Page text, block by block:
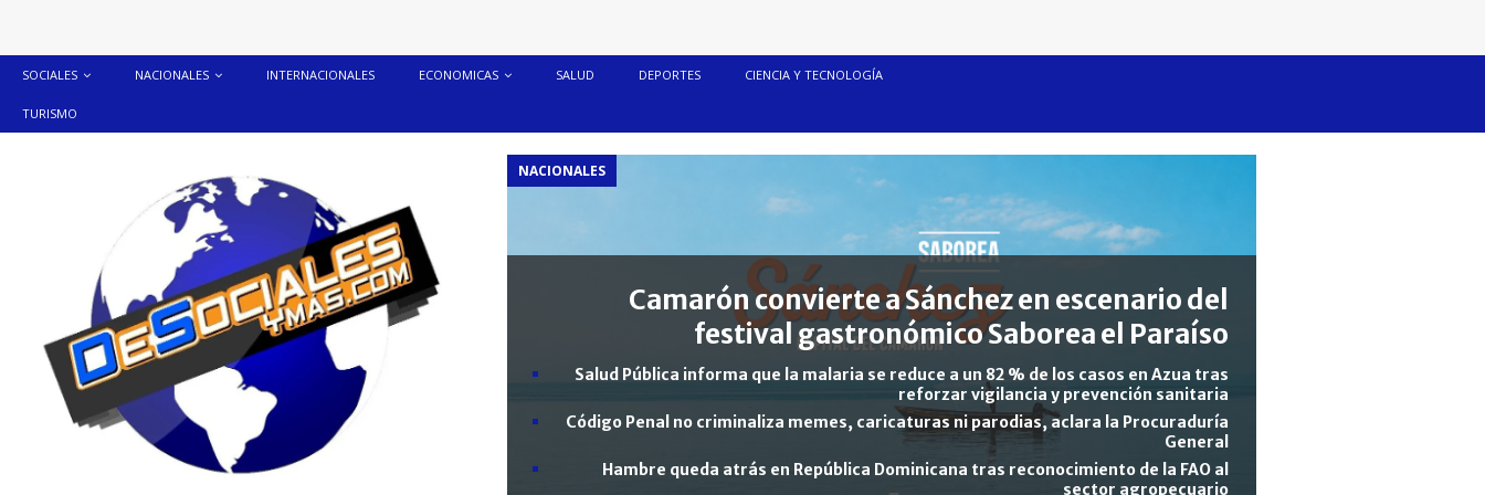
SOCIALES NACIONALES INTERNACIONALES ECONOMICAS SALUD DEPORTES CIENCIA Y TECNOLOGÍA
TURISMO
NACIONALES
Camarón convierte a Sánchez en escenario del
festival gastronómico Saborea el Paraíso
Salud Pública informa que la malaria se reduce a un 82 % de los casos en Azua tras
reforzar vigilancia y prevención sanitaria
Código Penal no criminaliza memes, caricaturas ni parodias, aclara la Procuraduría
General
Hambre queda atrás en República Dominicana tras reconocimiento de la FAO al
sector agropecuario